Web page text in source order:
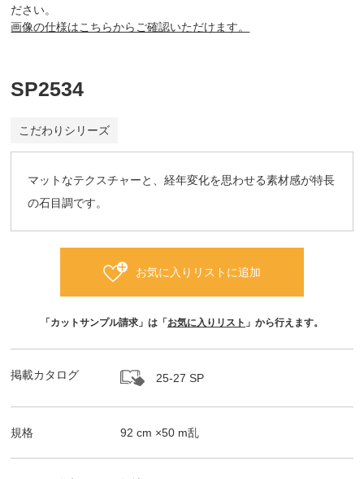
ださい。
画像の仕様はこちらからご確認いただけます。
SP2534
こだわりシリーズ
マットなテクスチャーと、経年変化を思わせる素材感が特長
の石目調です。
お気に入りリストに追加
「カットサンプル請求」は「 お気に入りリスト 」から行えます。
掲載カタログ 25-27 SP
規格 92 cm ×50 m乱